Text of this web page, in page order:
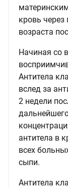
кровь через
возраста
Начиная со
Антитела
вслед за
2 недели
антитела в
всех
сыпи.
Антитела